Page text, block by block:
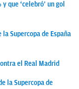
que ‘celebró’ un gol
Supercopa de España
el Real Madrid
la Supercopa de